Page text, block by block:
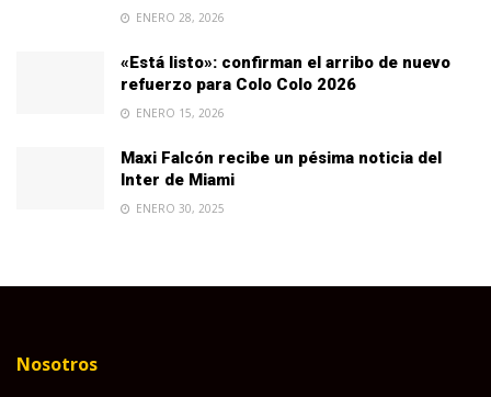
ENERO 28, 2026
«Está listo»: confirman el arribo de nuevo
refuerzo para Colo Colo 2026
ENERO 15, 2026
Maxi Falcón recibe un pésima noticia del
Inter de Miami
ENERO 30, 2025
Nosotros